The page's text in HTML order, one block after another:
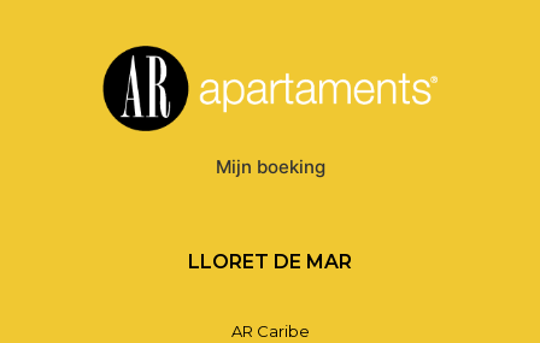
Mijn boeking
LLORET DE MAR
AR Caribe